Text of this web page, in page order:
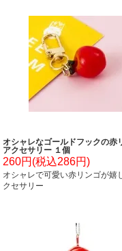
オシャレなゴールドフックの赤
アクセサリー １個
260円(税込286円)
オシャレで可愛い赤リンゴが嬉
クセサリー